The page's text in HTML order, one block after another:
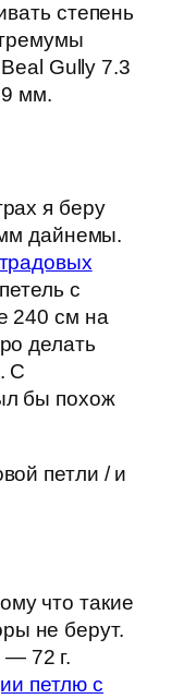
степень
Gully 7.3
мм.
я беру
мм дайнемы.
традовых
с
240 см на
делать
С
бы похож
петли / и
что такие
не берут.
72 г.
петлю с